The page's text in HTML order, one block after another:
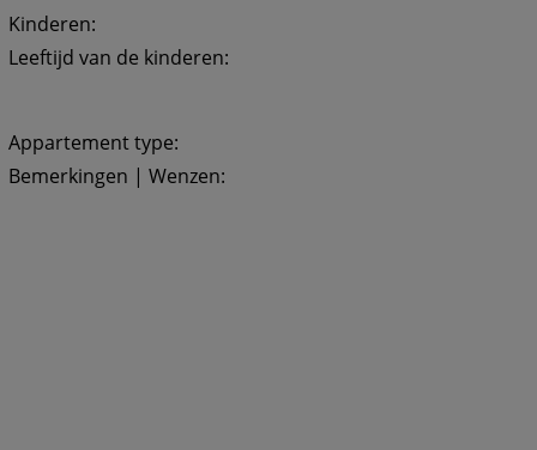
Kinderen:
Leeftijd van de kinderen:
Appartement type:
Bemerkingen | Wenzen: